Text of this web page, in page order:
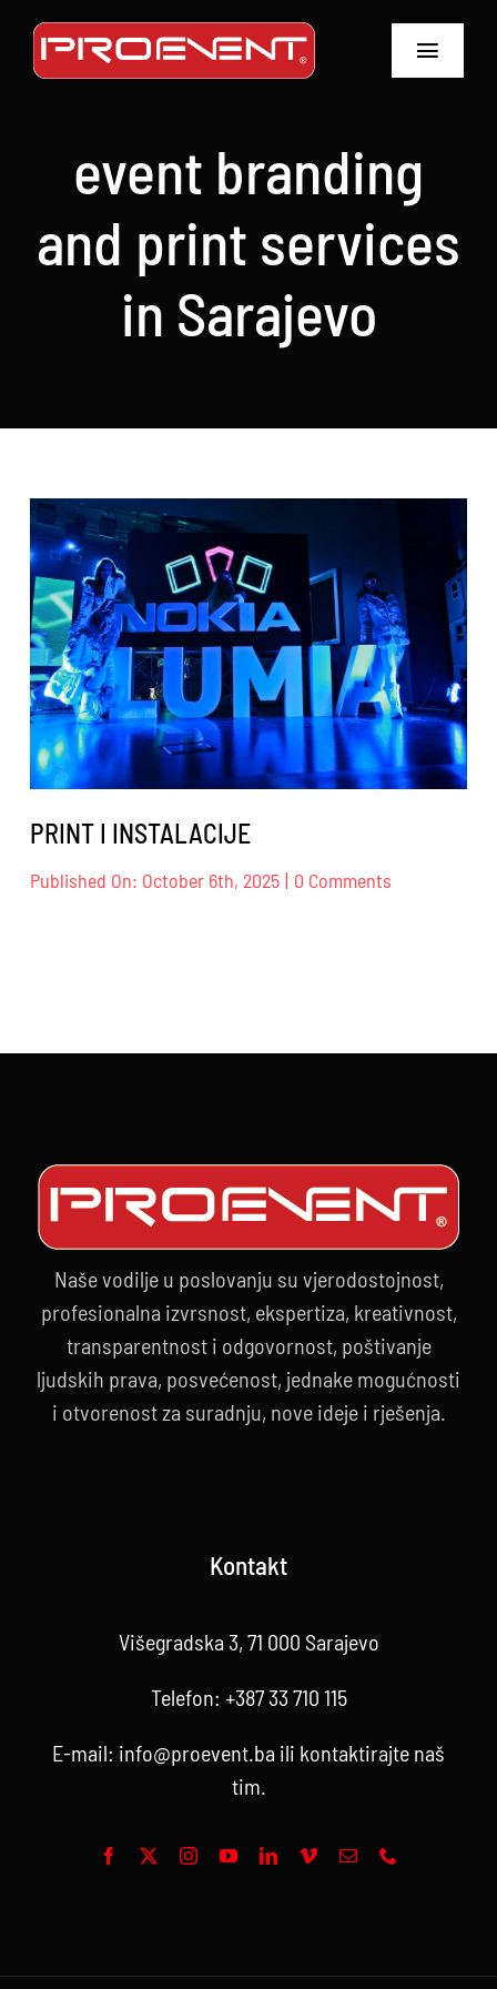
content
Toggle
O nama
Usluge
event branding
and print services
in Sarajevo
PRINT I INSTALACIJE
Published On: October 6th, 2025 | 0 Comments
Naše vodilje u poslovanju su vjerodostojnost,
profesionalna izvrsnost, ekspertiza, kreativnost,
transparentnost i odgovornost, poštivanje
ljudskih prava, posvećenost, jednake mogućnosti
i otvorenost za suradnju, nove ideje i rješenja.
Kontakt
Višegradska 3, 71 000 Sarajevo
Telefon: +387 33 710 115
E-mail: info@proevent.ba ili kontaktirajte naš
tim.